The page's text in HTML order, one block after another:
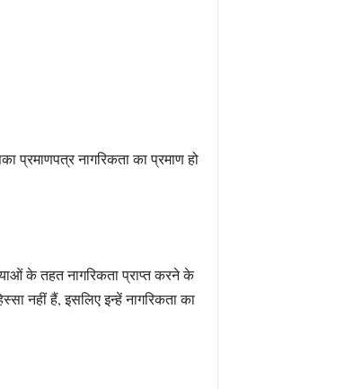
प्रमाणपत्र नागरिकता का प्रमाण हो
के तहत नागरिकता प्राप्त करने के
नहीं हैं, इसलिए इन्हें नागरिकता का